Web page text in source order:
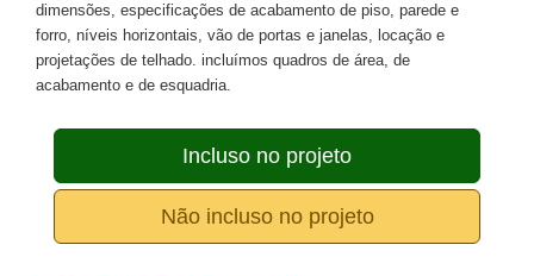
dimensões, especificações de acabamento de piso, parede e
forro, níveis horizontais, vão de portas e janelas, locação e
projetações de telhado. incluímos quadros de área, de
acabamento e de esquadria.
Incluso no projeto
Não incluso no projeto